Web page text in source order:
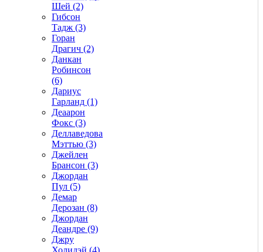
Шей (2)
Гибсон
Тадж (3)
Горан
Драгич (2)
Данкан
Робинсон
(6)
Дариус
Гарланд (1)
Деаарон
Фокс (3)
Деллаведова
Мэттью (3)
Джейлен
Брансон (3)
Джордан
Пул (5)
Демар
Дерозан (8)
Джордан
Деандре (9)
Джру
Холидэй (4)